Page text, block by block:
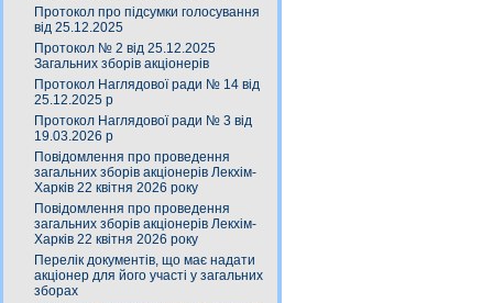
Протокол про підсумки голосування
від 25.12.2025
Протокол № 2 від 25.12.2025
Загальних зборів акціонерів
Протокол Наглядової ради № 14 від
25.12.2025 р
Протокол Наглядової ради № 3 від
19.03.2026 р
Повідомлення про проведення
загальних зборів акціонерів Лекхім-
Харків 22 квітня 2026 року
Повідомлення про проведення
загальних зборів акціонерів Лекхім-
Харків 22 квітня 2026 року
Перелік документів, що має надати
акціонер для його участі у загальних
зборах